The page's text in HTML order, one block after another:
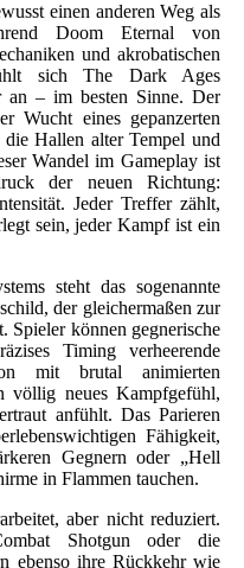
einen anderen Weg als
Doom Eternal von
und akrobatischen
sich The Dark Ages
an – im besten Sinne. Der
Wucht eines gepanzerten
Hallen alter Tempel und
Wandel im Gameplay ist
der neuen Richtung:
Jeder Treffer zählt,
sein, jeder Kampf ist ein
steht das sogenannte
der gleichermaßen zur
können gegnerische
Timing verheerende
mit brutal animierten
völlig neues Kampfgefühl,
anfühlt. Das Parieren
Fähigkeit,
Gegnern oder „Hell
in Flammen tauchen.
aber nicht reduziert.
Shotgun oder die
ebenso ihre Rückkehr wie